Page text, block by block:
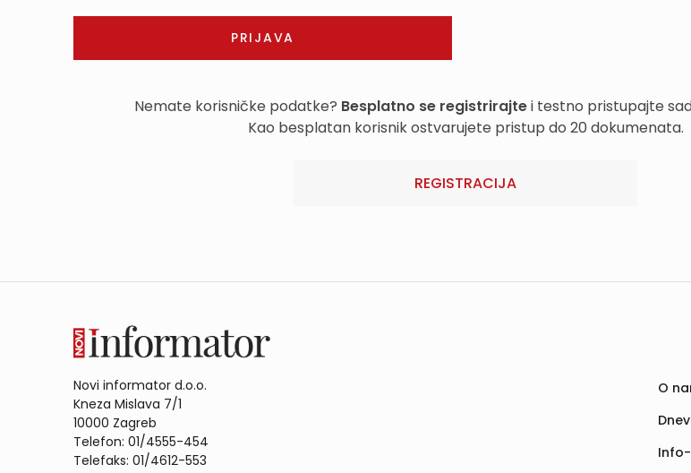
Nemate korisničke podatke? Besplatno se registrirajtei testno pristupajte
Kao besplatan korisnik ostvarujete pristup do 20 dokumenata.
REGISTRACIJA
Novi informator d.o.o.
Kneza Mislava 7/1
10000 Zagreb
Telefon: 01/4555-454
Telefaks: 01/4612-553
O